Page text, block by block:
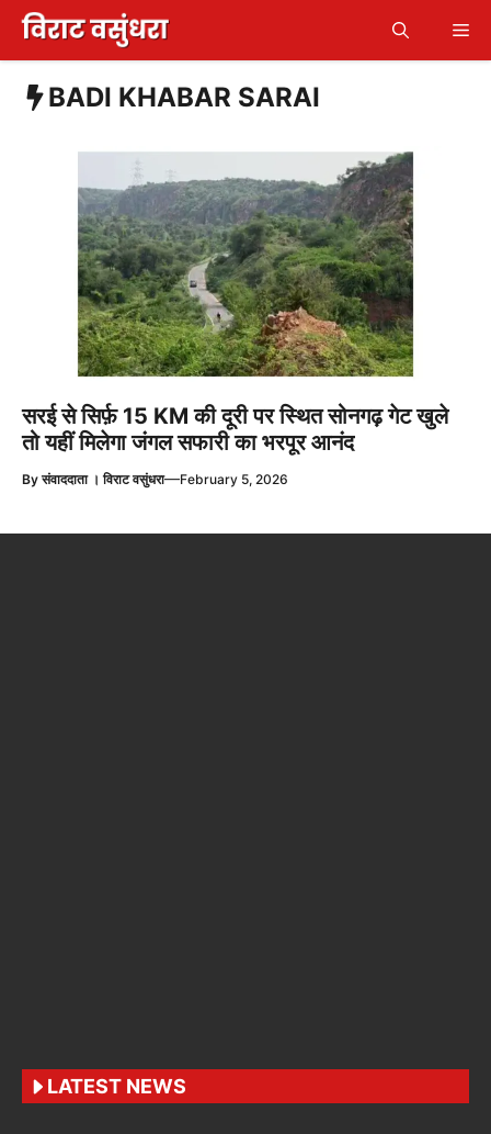
Skip
content
BADI KHABAR SARAI
सरई से सिर्फ़ 15 KM की दूरी पर स्थित सोनगढ़ गेट खुले
तो यहीं मिलेगा जंगल सफारी का भरपूर आनंद
Byसंवाददाता । विराट वसुंधरा—February 5, 2026
LATEST NEWS